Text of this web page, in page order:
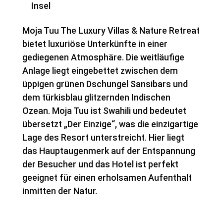
Insel
Moja Tuu The Luxury Villas & Nature Retreat
bietet luxuriöse Unterkünfte in einer
gediegenen Atmosphäre. Die weitläufige
Anlage liegt eingebettet zwischen dem
üppigen grünen Dschungel Sansibars und
dem türkisblau glitzernden Indischen
Ozean. Moja Tuu ist Swahili und bedeutet
übersetzt „Der Einzige“, was die einzigartige
Lage des Resort unterstreicht. Hier liegt
das Hauptaugenmerk auf der Entspannung
der Besucher und das Hotel ist perfekt
geeignet für einen erholsamen Aufenthalt
inmitten der Natur.